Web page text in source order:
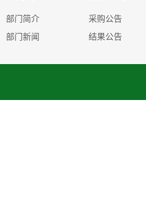
部门简介
部门新闻
采购公告
结果公告